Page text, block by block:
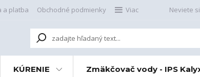
a platba Obchodné podmienky Viac Neviete
KÚRENIE Zmäkčovač vody - IPS